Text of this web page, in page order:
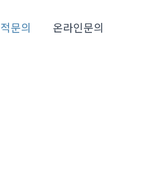
문의 온라인문의